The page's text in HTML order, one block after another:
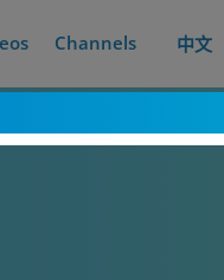
Channels 中文